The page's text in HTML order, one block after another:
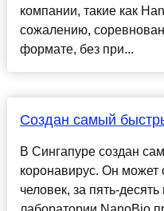
компании, такие как
сожалению,
формате, без при...
Создан самый
В Сингапуре создан
коронавирус. Он может
человек, за пять-